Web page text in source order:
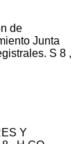
de
Junta
S 8 ,
Y